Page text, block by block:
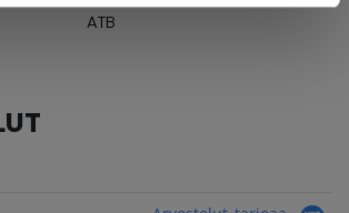
ATB